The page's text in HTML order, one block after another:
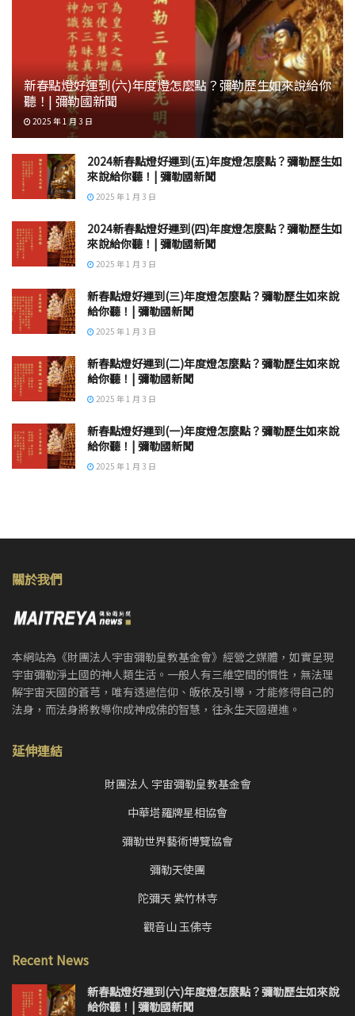
新春點燈好運到(六)年度燈怎麼點？彌勒歷生如來說給你
聽！| 彌勒國新聞
2025 年 1 月 3 日
2024新春點燈好運到(五)年度燈怎麼點？彌勒歷生如
來說給你聽！| 彌勒國新聞
2025 年 1 月 3 日
2024新春點燈好運到(四)年度燈怎麼點？彌勒歷生如
來說給你聽！| 彌勒國新聞
2025 年 1 月 3 日
新春點燈好運到(三)年度燈怎麼點？彌勒歷生如來說
給你聽！| 彌勒國新聞
2025 年 1 月 3 日
新春點燈好運到(二)年度燈怎麼點？彌勒歷生如來說
給你聽！| 彌勒國新聞
2025 年 1 月 3 日
新春點燈好運到(一)年度燈怎麼點？彌勒歷生如來說
給你聽！| 彌勒國新聞
2025 年 1 月 3 日
關於我們
本網站為《財團法人宇宙彌勒皇教基金會》經營之媒體，如實呈現
宇宙彌勒淨土國的神人類生活。一般人有三維空間的慣性，無法理
解宇宙天國的蒼芎，唯有透過信仰、皈依及引導，才能修得自己的
法身，而法身將教導你成神成佛的智慧，往永生天國邁進。
延伸連結
財團法人 宇宙彌勒皇教基金會
中華塔羅牌星相協會
彌勒世界藝術博覽協會
彌勒天使團
陀彌天 紫竹林寺
觀音山 玉佛寺
Recent News
新春點燈好運到(六)年度燈怎麼點？彌勒歷生如來說
給你聽！| 彌勒國新聞